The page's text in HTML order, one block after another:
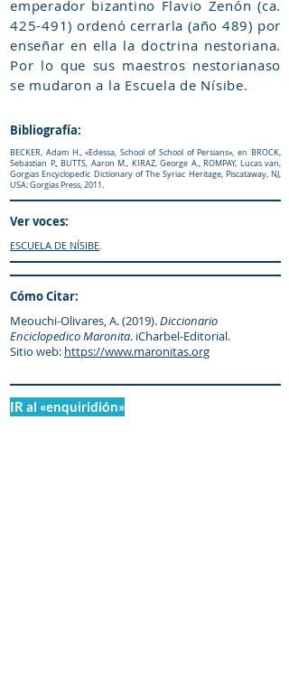
emperador bizantino Flavio Zenón (ca.
425-491) ordenó cerrarla (año 489) por
enseñar en ella la doctrina nestoriana.
Por lo que sus maestros nestorianaso
se mudaron a la Escuela de Nísibe.
Bibliografía:
BECKER, Adam H., «Edessa, School of School of Persians», en BROCK,
Sebastian P., BUTTS, Aaron M., KIRAZ, George A., ROMPAY, Lucas van,
Gorgias Encyclopedic Dictionary of The Syriac Heritage, Piscataway, NJ,
USA: Gorgias Press, 2011.
Ver voces:
ESCUELA DE NÍSIBE.
Cómo Citar:
Meouchi-Olivares, A. (2019).Diccionario
Enciclopedico Maronita. iCharbel-Editorial.
Sitio web: https://www.maronitas.org
IR al «enquiridión»